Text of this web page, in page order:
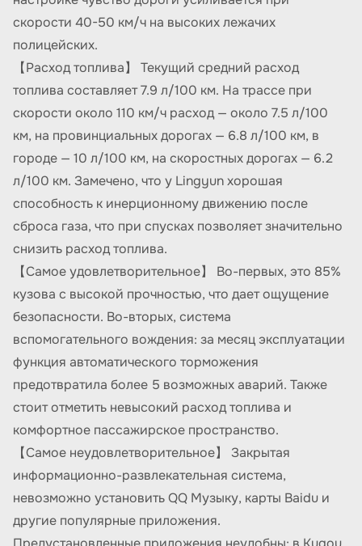
скорости 40-50 км/ч на высоких лежачих
полицейских.
【Расход топлива】 Текущий средний расход
топлива составляет 7.9 л/100 км. На трассе при
скорости около 110 км/ч расход — около 7.5 л/100
км, на провинциальных дорогах — 6.8 л/100 км, в
городе — 10 л/100 км, на скоростных дорогах — 6.2
л/100 км. Замечено, что у Lingyun хорошая
способность к инерционному движению после
сброса газа, что при спусках позволяет значительно
снизить расход топлива.
【Самое удовлетворительное】 Во-первых, это 85%
кузова с высокой прочностью, что дает ощущение
безопасности. Во-вторых, система
вспомогательного вождения: за месяц эксплуатации
функция автоматического торможения
предотвратила более 5 возможных аварий. Также
стоит отметить невысокий расход топлива и
комфортное пассажирское пространство.
【Самое неудовлетворительное】 Закрытая
информационно-развлекательная система,
невозможно установить QQ Музыку, карты Baidu и
другие популярные приложения.